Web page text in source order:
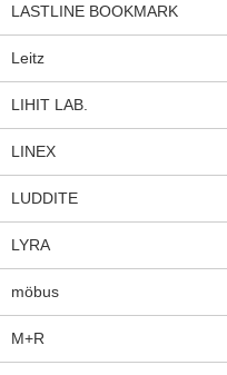
LASTLINE BOOKMARK
Leitz
LIHIT LAB.
LINEX
LUDDITE
LYRA
möbus
M+R